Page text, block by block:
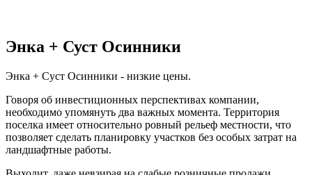
Энка + Суст Осинники
Энка + Суст Осинники - низкие цены.
Говоря об инвестиционных перспективах компании,
необходимо упомянуть два важных момента. Территория
поселка имеет относительно ровный рельеф местности, что
позволяет сделать планировку участков без особых затрат на
ландшафтные работы.